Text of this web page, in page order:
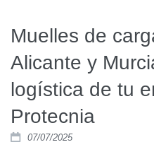
Muelles de
Alicante y
logística de tu
Protecnia
07/07/2025